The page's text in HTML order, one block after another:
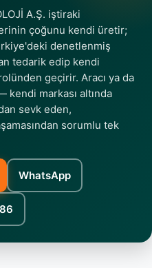
A.Ş. iştiraki
çoğunu kendi üretir;
denetlenmiş
tedarik edip kendi
geçirir. Aracı ya da
markası altında
sevk eden,
sorumlu tek
WhatsApp